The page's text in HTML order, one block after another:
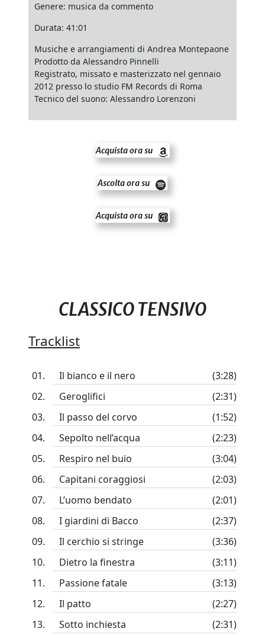
Genere: musica da commento
Durata: 41:01
Musiche e arrangiamenti di Andrea Montepaone
Prodotto da Alessandro Pinnelli
Registrato, missato e masterizzato nel gennaio
2012 presso lo studio FM Records di Roma
Tecnico del suono: Alessandro Lorenzoni
Acquista ora su
Ascolta ora su
Acquista ora su
CLASSICO TENSIVO
Tracklist
Il bianco e il nero
(3:28)
Geroglifici
(2:31)
Il passo del corvo
(1:52)
Sepolto nell’acqua
(2:23)
Respiro nel buio
(3:04)
Capitani coraggiosi
(2:03)
L’uomo bendato
(2:01)
I giardini di Bacco
(2:37)
Il cerchio si stringe
(3:36)
Dietro la finestra
(3:11)
Passione fatale
(3:13)
Il patto
(2:27)
Sotto inchiesta
(2:31)